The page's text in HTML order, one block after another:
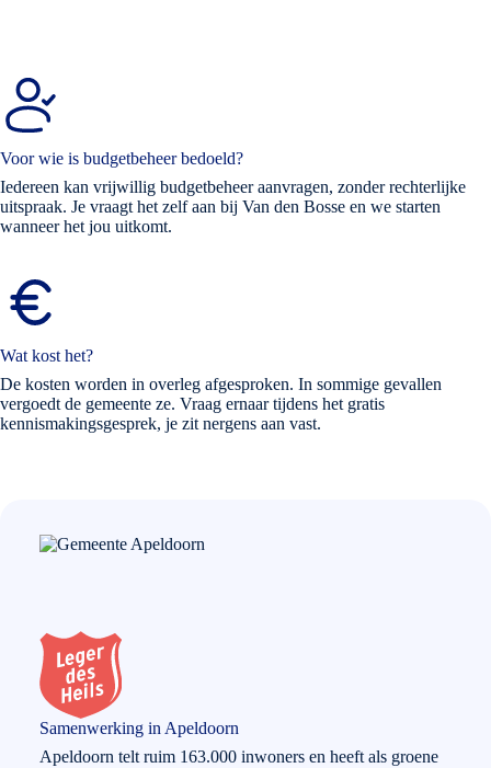
Voor wie is budgetbeheer bedoeld?
Iedereen kan vrijwillig budgetbeheer aanvragen, zonder rechterlijke
uitspraak. Je vraagt het zelf aan bij Van den Bosse en we starten
wanneer het jou uitkomt.
Wat kost het?
De kosten worden in overleg afgesproken. In sommige gevallen
vergoedt de gemeente ze. Vraag ernaar tijdens het gratis
kennismakingsgesprek, je zit nergens aan vast.
Samenwerking in Apeldoorn
Apeldoorn telt ruim 163.000 inwoners en heeft als groene